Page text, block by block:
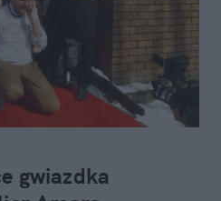
gwiazdka